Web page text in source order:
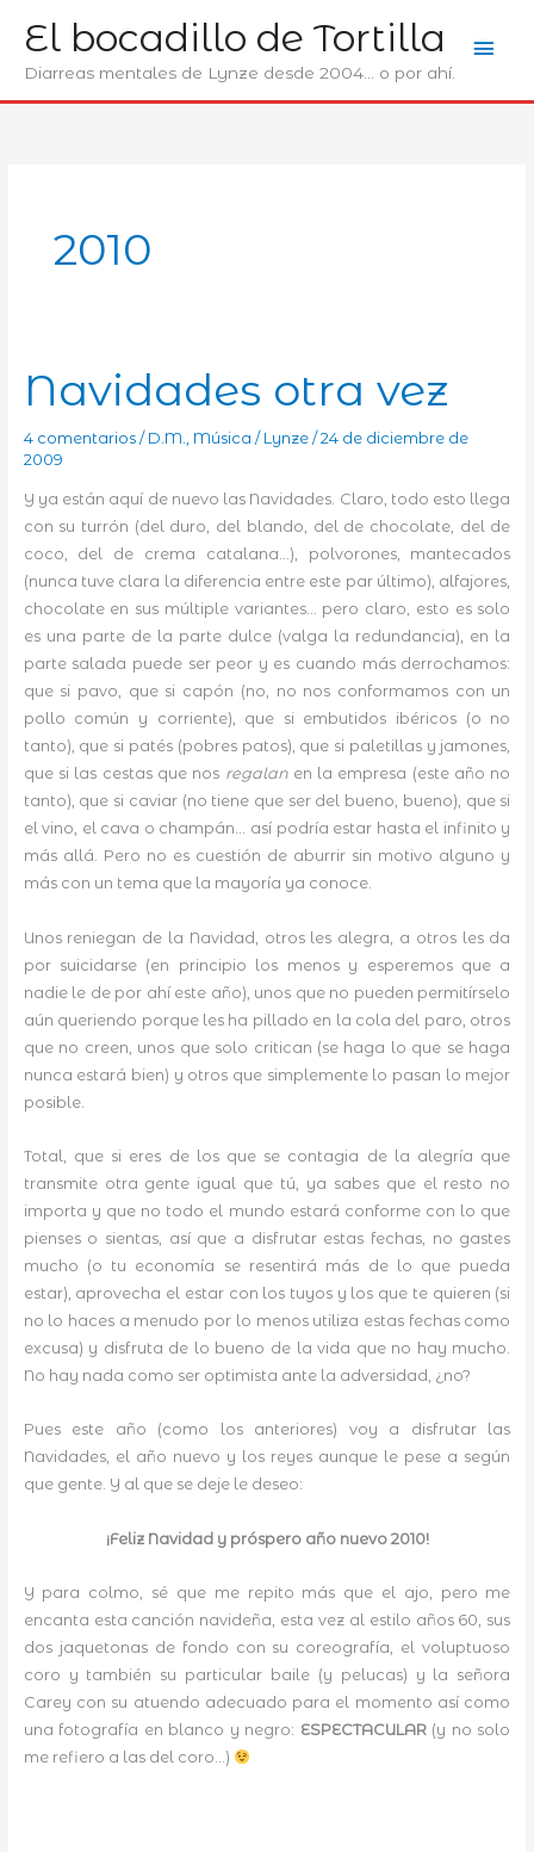
contenido
El bocadillo de Tortilla
Diarreas mentales de Lynze desde 2004... o por ahí.
2010
Navidades otra vez
4 comentarios / D.M. Música / Lynze /24 de diciembre de
2009
Y ya están aquí de nuevo las Navidades. Claro, todo esto llega
con su turrón (del duro, del blando, del de chocolate, del de
coco, del de crema catalana…), polvorones, mantecados
(nunca tuve clara la diferencia entre este par último), alfajores,
chocolate en sus múltiple variantes… pero claro, esto es solo
es una parte de la parte dulce (valga la redundancia), en la
parte salada puede ser peor y es cuando más derrochamos:
que si pavo, que si capón (no, no nos conformamos con un
pollo común y corriente), que si embutidos ibéricos (o no
tanto), que si patés (pobres patos), que si paletillas y jamones,
que si las cestas que nos regalanen la empresa (este año no
tanto), que si caviar (no tiene que ser del bueno, bueno), que si
el vino, el cava o champán… así podría estar hasta el infinito y
más allá. Pero no es cuestión de aburrir sin motivo alguno y
más con un tema que la mayoría ya conoce.
Unos reniegan de la Navidad, otros les alegra, a otros les da
por suicidarse (en principio los menos y esperemos que a
nadie le de por ahí este año), unos que no pueden permitírselo
aún queriendo porque les ha pillado en la cola del paro, otros
que no creen, unos que solo critican (se haga lo que se haga
nunca estará bien) y otros que simplemente lo pasan lo mejor
posible.
Total, que si eres de los que se contagia de la alegría que
transmite otra gente igual que tú, ya sabes que el resto no
importa y que no todo el mundo estará conforme con lo que
pienses o sientas, así que a disfrutar estas fechas, no gastes
mucho (o tu economía se resentirá más de lo que pueda
estar), aprovecha el estar con los tuyos y los que te quieren (si
no lo haces a menudo por lo menos utiliza estas fechas como
excusa) y disfruta de lo bueno de la vida que no hay mucho.
No hay nada como ser optimista ante la adversidad, ¿no?
Pues este año (como los anteriores) voy a disfrutar las
Navidades, el año nuevo y los reyes aunque le pese a según
que gente. Y al que se deje le deseo:
¡Feliz Navidad y próspero año nuevo 2010!
Y para colmo, sé que me repito más que el ajo, pero me
encanta esta canción navideña, esta vez al estilo años 60, sus
dos jaquetonas de fondo con su coreografía, el voluptuoso
coro y también su particular baile (y pelucas) y la señora
Carey con su atuendo adecuado para el momento así como
una fotografía en blanco y negro: ESPECTACULAR(y no solo
me refiero a las del coro…)